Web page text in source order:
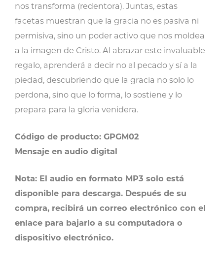
nos transforma (redentora). Juntas, estas
facetas muestran que la gracia no es pasiva ni
permisiva, sino un poder activo que nos moldea
a la imagen de Cristo. Al abrazar este invaluable
regalo, aprenderá a decir no al pecado y sí a la
piedad, descubriendo que la gracia no solo lo
perdona, sino que lo forma, lo sostiene y lo
prepara para la gloria venidera.
Código de producto: GPGM02
Mensaje en audio digital
Nota: El audio en formato MP3 solo está
disponible para descarga. Después de su
compra, recibirá un correo electrónico con el
enlace para bajarlo a su computadora o
dispositivo electrónico.